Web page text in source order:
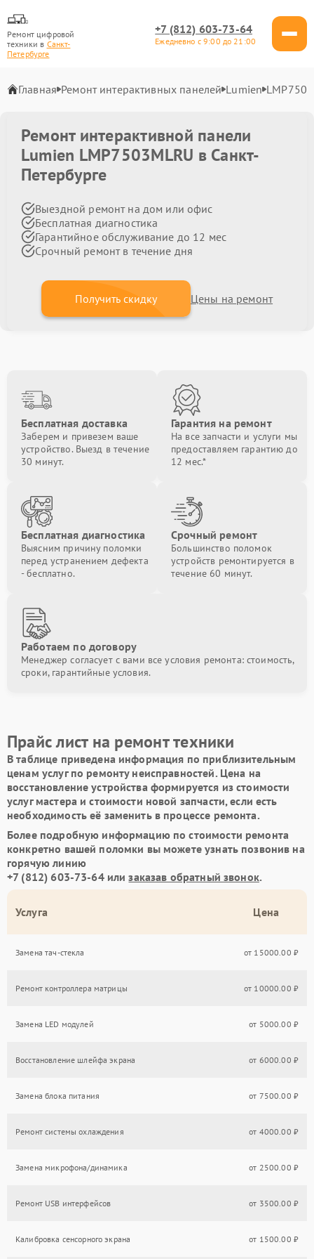
Ремонт цифровой
техники в Санкт-
Петербурге
+7 (812) 603-73-64
Ежедневно с 9:00 до 21:00
Главная Ремонт интерактивных панелей Lumien
Ремонт интерактивной панели
Lumien LMP7503MLRU в Санкт-
Петербурге
Выездной ремонт на дом или офис
Бесплатная диагностика
Гарантийное обслуживание до 12 мес
Срочный ремонт в течение дня
Получить скидку Цены на ремонт
Бесплатная доставка
Заберем и привезем ваше
устройство. Выезд в течение
30 минут.
Гарантия на ремонт
На все запчасти и услуги мы
предоставляем гарантию до
12 мес.*
Бесплатная диагностика
Выясним причину поломки
перед устранением дефекта
- бесплатно.
Срочный ремонт
Большинство поломок
устройств ремонтируется в
течение 60 минут.
Работаем по договору
Менеджер согласует с вами все условия ремонта: стоимость,
сроки, гарантийные условия.
Прайс лист на ремонт техники
В таблице приведена информация по приблизительным
ценам услуг по ремонту неисправностей. Цена на
восстановление устройства формируется из стоимости
услуг мастера и стоимости новой запчасти, если есть
необходимость её заменить в процессе ремонта.
Более подробную информацию по стоимости ремонта
конкретно вашей поломки вы можете узнать позвонив на
горячую линию
+7 (812) 603-73-64илизаказав обратный звонок.
Услуга Цена
Замена тач-стекла от 15000.00 ₽
Ремонт контроллера матрицы от 10000.00 ₽
Замена LED модулей от 5000.00 ₽
Восстановление шлейфа экрана от 6000.00 ₽
Замена блока питания от 7500.00 ₽
Ремонт системы охлаждения от 4000.00 ₽
Замена микрофона/динамика от 2500.00 ₽
Ремонт USB интерфейсов от 3500.00 ₽
Калибровка сенсорного экрана от 1500.00 ₽